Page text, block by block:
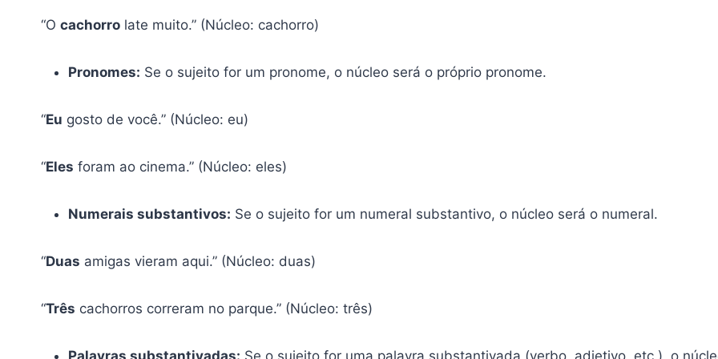
“O cachorro late muito.” (Núcleo: cachorro)
Pronomes: Se o sujeito for um pronome, o núcleo será o próprio pronome.
“Eu gosto de você.” (Núcleo: eu)
“Eles foram ao cinema.” (Núcleo: eles)
Numerais substantivos: Se o sujeito for um numeral substantivo, o núcleo será o numeral.
“Duas amigas vieram aqui.” (Núcleo: duas)
“Três cachorros correram no parque.” (Núcleo: três)